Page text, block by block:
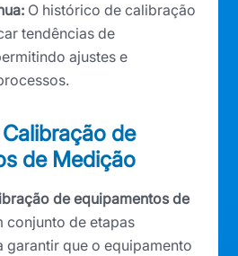
O histórico de calibração
tendências de
ajustes e
de
de Medição
de equipamentos de
conjunto de etapas
garantir que o equipamento